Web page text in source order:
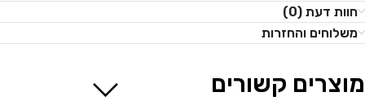
חוות דעת (0)
משלוחים והחזרות
מוצרים קשורים